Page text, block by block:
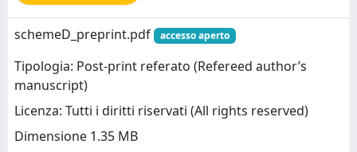
schemeD_preprint.pdf accesso aperto
Tipologia: Post-print referato (Refereed author’s
manuscript)
Licenza: Tutti i diritti riservati (All rights reserved)
Dimensione 1.35 MB